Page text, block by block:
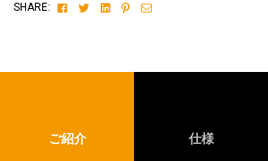
SHARE: FacebookTwitterLinkedinPinterest
Email
ご紹介 仕様